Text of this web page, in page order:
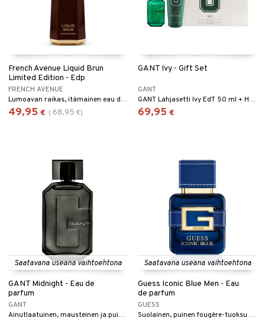
French Avenue Liquid Brun
Limited Edition - Edp
FRENCH AVENUE
Lumoavan raikas, itämainen eau de parfum French Avenuelta.
49,95 € ( 68,95 €)
GANT Ivy - Gift Set
GANT
GANT Lahjasetti Ivy EdT 50 ml + Hiusten ja vartalon shampoo 200 ml
69,95 €
Saatavana useana vaihtoehtona
GANT Midnight - Eau de
parfum
GANT
Ainutlaatuinen, mausteinen ja puinen tuoksu Gantilta.
Saatavana useana vaihtoehtona
Guess Iconic Blue Men - Eau
de parfum
GUESS
Suolainen, puinen fougère-tuoksu Guessilta.